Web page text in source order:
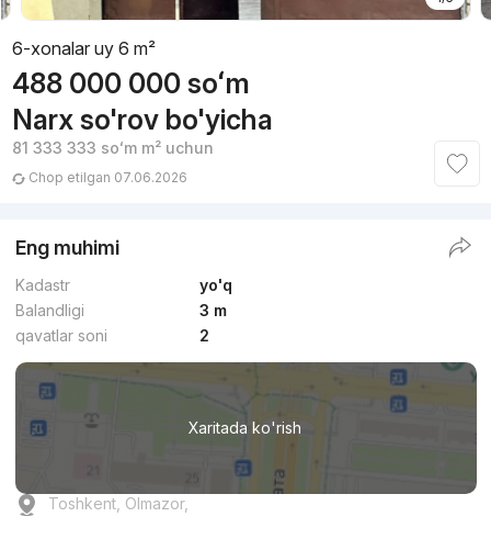
6-xonalar uy 6 m²
488 000 000 soʻm
Narx so'rov bo'yicha
81 333 333 soʻmm² uchun
Chop etilgan 07.06.2026
Eng muhimi
Kadastr
yo'q
Balandligi
3 m
qavatlar soni
2
Xaritada ko'rish
Toshkent, Olmazor,